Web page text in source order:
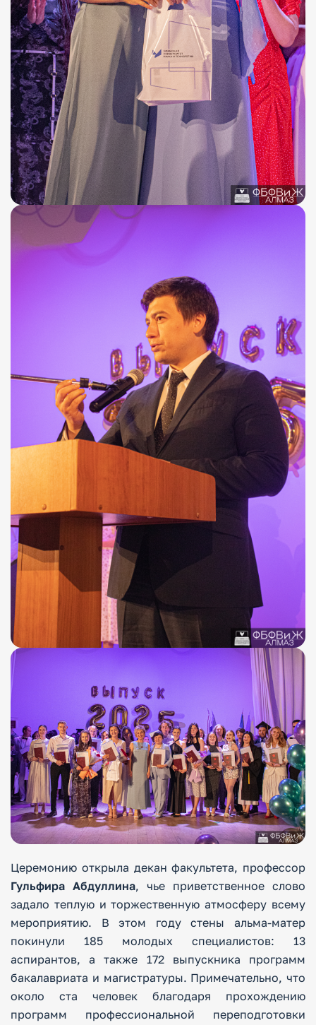
Церемонию открыла декан факультета, профессор
Гульфира Абдуллина, чье приветственное слово
задало теплую и торжественную атмосферу всему
мероприятию. В этом году стены альма-матер
покинули 185 молодых специалистов: 13
аспирантов, а также 172 выпускника программ
бакалавриата и магистратуры. Примечательно, что
около ста человек благодаря прохождению
программ профессиональной переподготовки